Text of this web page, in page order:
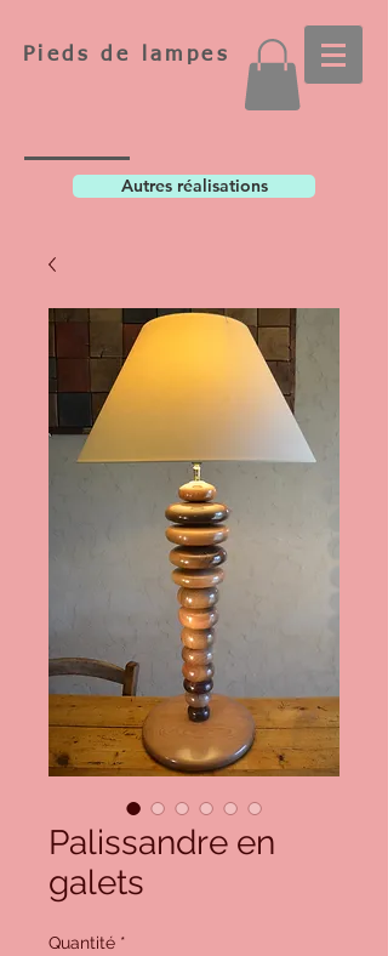
Pieds de lampes
Autres réalisations
Palissandre en
galets
Quantité *